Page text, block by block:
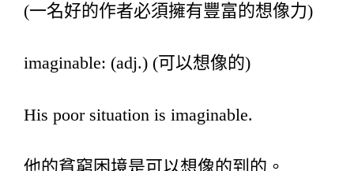
(一名好的作者必須擁有豐富的想像力)
imaginable: (adj.) (可以想像的)
His poor situation is imaginable.
他的貧窮困境是可以想像的到的。